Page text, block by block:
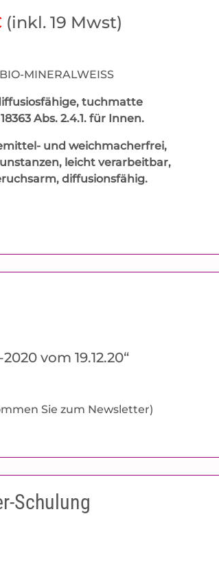
(inkl. 19 Mwst)
tuchmatte
Abs. 2.4.1. für Innen.
und weichmacherfrei,
leicht verarbeitbar,
diffusionsfähig.
vom 19.12.20“
Sie zum Newsletter)
Schulung